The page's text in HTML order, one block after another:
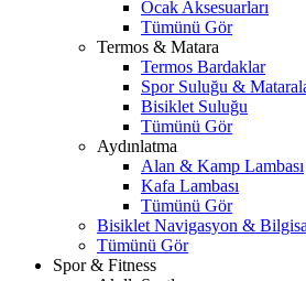
Ocak Aksesuarları
Tümünü Gör
Termos & Matara
Termos Bardaklar
Spor Suluğu &
Bisiklet Suluğu
Tümünü Gör
Aydınlatma
Alan & Kamp Lambası
Kafa Lambası
Tümünü Gör
Bisiklet Navigasyon &
Tümünü Gör
Spor & Fitness